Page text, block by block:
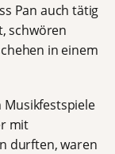
Pan auch tätig
schwören
in einem
mit
durften, waren